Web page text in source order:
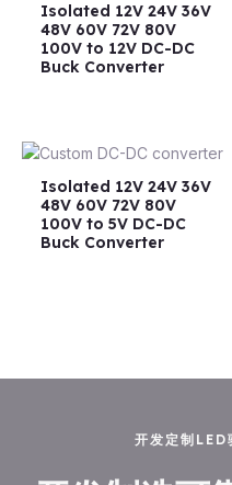
Isolated 12V 24V 36V
48V 60V 72V 80V
100V to 12V DC-DC
Buck Converter
Isolated 12V 24V 36V
48V 60V 72V 80V
100V to 5V DC-DC
Buck Converter
开发定制LED